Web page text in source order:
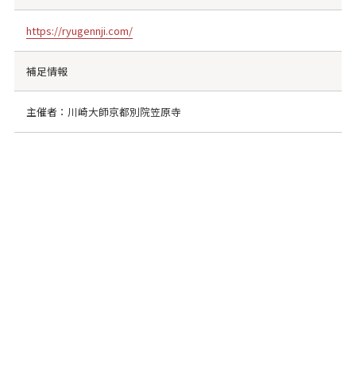
https://ryugennji.com/
補足情報
主催者：川崎大師京都別院笠原寺